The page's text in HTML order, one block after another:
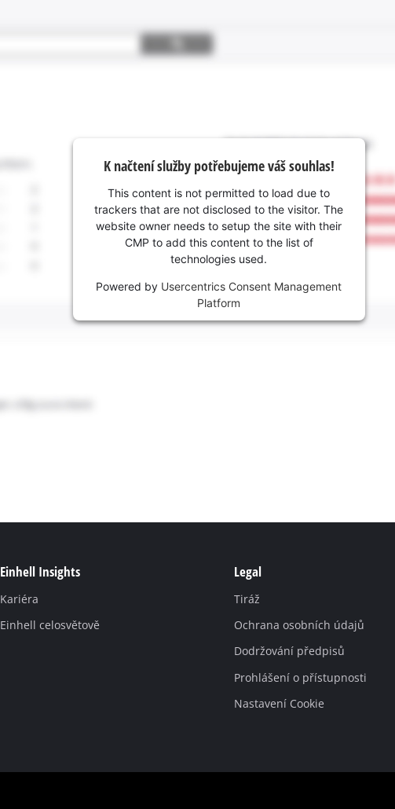
K načtení služby potřebujeme váš souhlas!
This content is not permitted to load due to
trackers that are not disclosed to the visitor. The
website owner needs to setup the site with their
CMP to add this content to the list of
technologies used.
Powered by Usercentrics Consent Management
Platform
Einhell Insights
Kariéra
Einhell celosvětově
Legal
Tiráž
Ochrana osobních údajů
Dodržování předpisů
Prohlášení o přístupnosti
Nastavení Cookie